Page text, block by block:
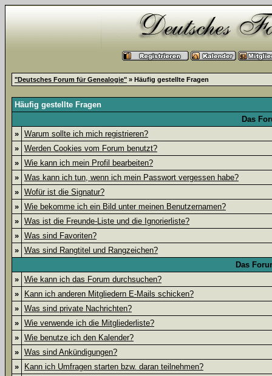
"Deutsches Forum für Genealogie" » Häufig gestellte Fragen
Häufig gestellte Fragen
Das
» Warum sollte ich mich registrieren?
» Werden Cookies vom Forum benutzt?
» Wie kann ich mein Profil bearbeiten?
» Was kann ich tun, wenn ich mein Passwort vergessen habe?
» Wofür ist die Signatur?
» Wie bekomme ich ein Bild unter meinen Benutzernamen?
» Was ist die Freunde-Liste und die Ignorierliste?
» Was sind Favoriten?
» Was sind Rangtitel und Rangzeichen?
Das
» Wie kann ich das Forum durchsuchen?
»
Kann ich anderen Mitgliedern E-Mails schicken?
» Was sind private Nachrichten?
» Wie verwende ich die Mitgliederliste?
» Wie benutze ich den Kalender?
» Was sind Ankündigungen?
»
Kann ich Umfragen starten bzw. daran teilnehmen?